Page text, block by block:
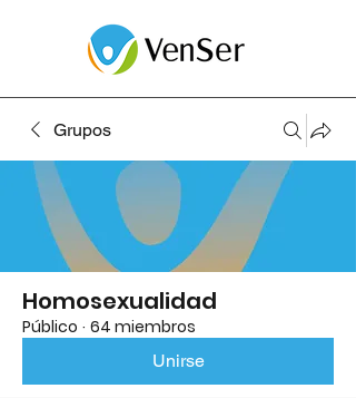
Grupos
Homosexualidad
Público · 64 miembros
Unirse